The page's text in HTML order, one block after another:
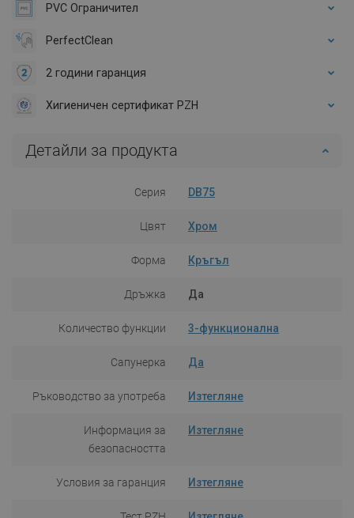
PVC Ограничител
PerfectClean
2 години гаранция
Хигиеничен сертификат PZH
Детайли за продукта
Серия DB75
Цвят Хром
Форма Кръгъл
Дръжка Да
Количество функции 3-функционална
Сапунерка Да
Ръководство за употреба Изтегляне
Информация за
безопасността
Изтегляне
Условия за гаранция Изтегляне